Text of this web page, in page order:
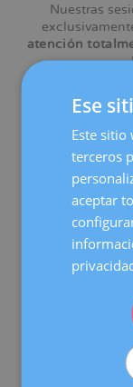
Nuestras
atención
Tenemosbonos
tratamientos
Ese
Este sitio
terceros
aceptar